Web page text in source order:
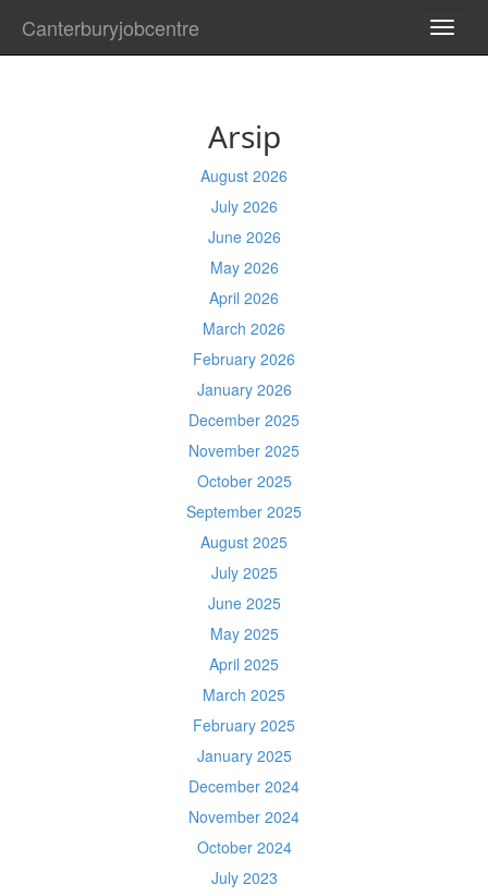
Canterburyjobcentre
Arsip
August 2026
July 2026
June 2026
May 2026
April 2026
March 2026
February 2026
January 2026
December 2025
November 2025
October 2025
September 2025
August 2025
July 2025
June 2025
May 2025
April 2025
March 2025
February 2025
January 2025
December 2024
November 2024
October 2024
July 2023